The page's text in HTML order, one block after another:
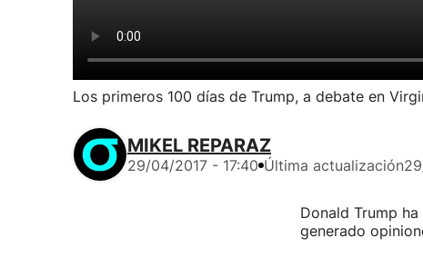
Los primeros 100 días de Trump, a debate en
MIKEL REPARAZ
29/04/2017 - 17:40 Última actualización
Donald Trump
generado